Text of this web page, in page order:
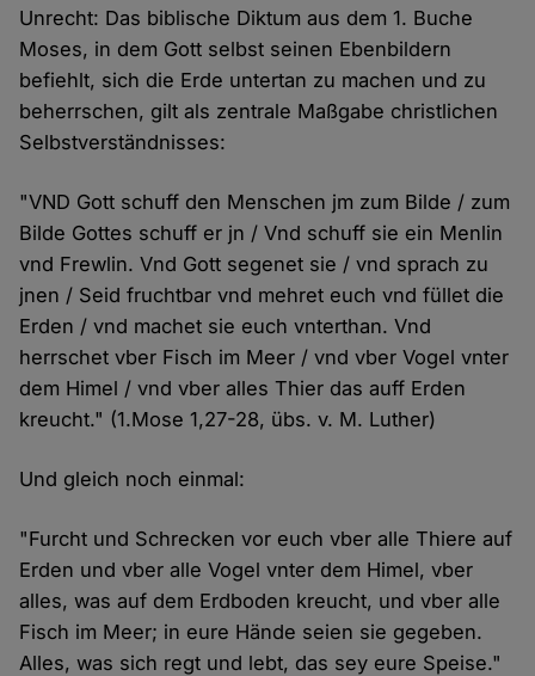
Unrecht: Das biblische Diktum aus dem 1. Buche
Moses, in dem Gott selbst seinen Ebenbildern
befiehlt, sich die Erde untertan zu machen und zu
beherrschen, gilt als zentrale Maßgabe christlichen
Selbstverständnisses:
"VND Gott schuff den Menschen jm zum Bilde / zum
Bilde Gottes schuff er jn / Vnd schuff sie ein Menlin
vnd Frewlin. Vnd Gott segenet sie / vnd sprach zu
jnen / Seid fruchtbar vnd mehret euch vnd füllet die
Erden / vnd machet sie euch vnterthan. Vnd
herrschet vber Fisch im Meer / vnd vber Vogel vnter
dem Himel / vnd vber alles Thier das auff Erden
kreucht." (1.Mose 1,27-28, übs. v. M. Luther)
Und gleich noch einmal:
"Furcht und Schrecken vor euch vber alle Thiere auf
Erden und vber alle Vogel vnter dem Himel, vber
alles, was auf dem Erdboden kreucht, und vber alle
Fisch im Meer; in eure Hände seien sie gegeben.
Alles, was sich regt und lebt, das sey eure Speise."